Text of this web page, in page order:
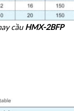
cầu HMX-2BFP